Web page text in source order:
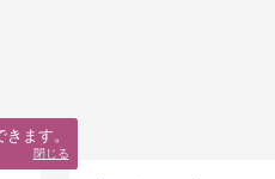
ます。
閉じる